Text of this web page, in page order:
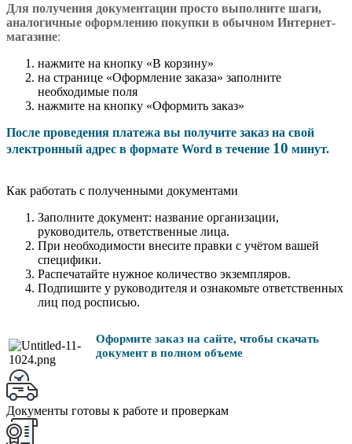
Для получения документации просто выполните шаги,
аналогичные оформлению покупки в обычном Интернет-
магазине:
нажмите на кнопку «В корзину»
на странице «Оформление заказа» заполните
необходимые поля
нажмите на кнопку «Оформить заказ»
После проведения платежа вы получите заказ на свой
электронный адрес в формате Word в течение 10 минут.
Как работать с полученными документами
Заполните документ: название организации,
руководитель, ответственные лица.
При необходимости внесите правки с учётом вашей
специфики.
Распечатайте нужное количество экземпляров.
Подпишите у руководителя и ознакомьте ответственных
лиц под росписью.
Оформите заказ на сайте, чтобы скачать
документ в полном объеме
Документы готовы к работе и проверкам